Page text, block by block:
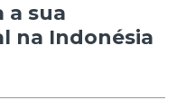
a sua
na Indonésia